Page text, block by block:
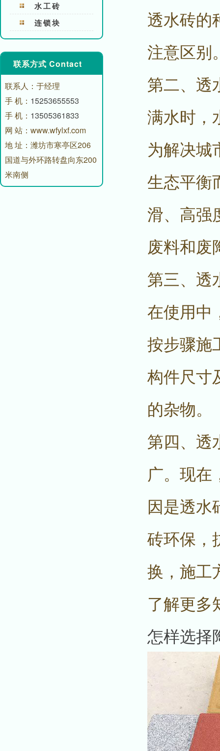
水工砖
连锁块
联系方式 Contact
联系人：于经理
手 机： 15253655553
手 机： 13505361833
网 站：www.wfylxf.com
地 址：潍坊市寒亭区206
国道与外环路转盘向东200
米南侧
透水砖的
注意区别
第二、透
满水时，
为解决城
生态平衡
滑、高强
废料和废
第三、透
在使用中
按步骤施
构件尺寸
的杂物。
第四、透
广。现在
因是透水
砖环保，
换，施工
了解更多
怎样选择